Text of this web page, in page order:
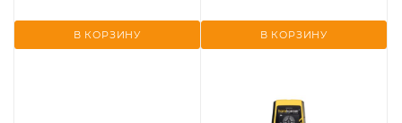
В КОРЗИНУ В КОРЗИНУ